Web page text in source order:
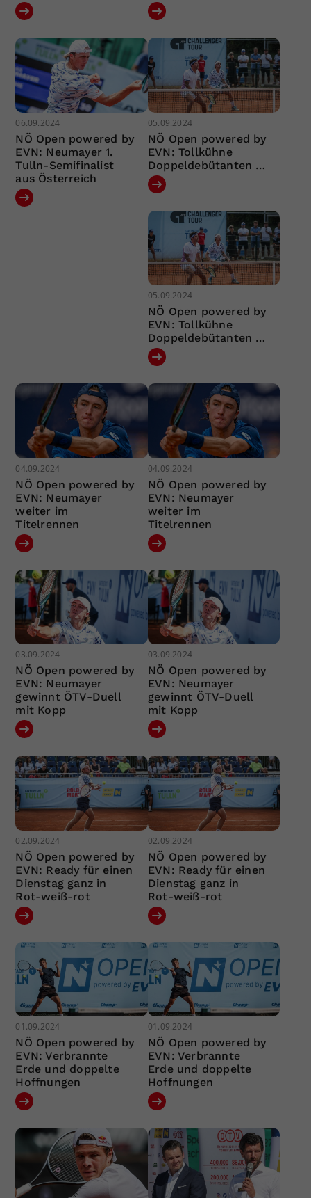
06.09.2024
NÖ Open powered by
EVN: Neumayer 1.
Tulln-Semifinalist
aus Österreich
05.09.2024
NÖ Open powered by
EVN: Tollkühne
Doppeldebütanten …
05.09.2024
NÖ Open powered by
EVN: Tollkühne
Doppeldebütanten …
04.09.2024
NÖ Open powered by
EVN: Neumayer
weiter im
Titelrennen
04.09.2024
NÖ Open powered by
EVN: Neumayer
weiter im
Titelrennen
03.09.2024
NÖ Open powered by
EVN: Neumayer
gewinnt ÖTV-Duell
mit Kopp
03.09.2024
NÖ Open powered by
EVN: Neumayer
gewinnt ÖTV-Duell
mit Kopp
02.09.2024
NÖ Open powered by
EVN: Ready für einen
Dienstag ganz in
Rot-weiß-rot
02.09.2024
NÖ Open powered by
EVN: Ready für einen
Dienstag ganz in
Rot-weiß-rot
01.09.2024
NÖ Open powered by
EVN: Verbrannte
Erde und doppelte
Hoffnungen
01.09.2024
NÖ Open powered by
EVN: Verbrannte
Erde und doppelte
Hoffnungen